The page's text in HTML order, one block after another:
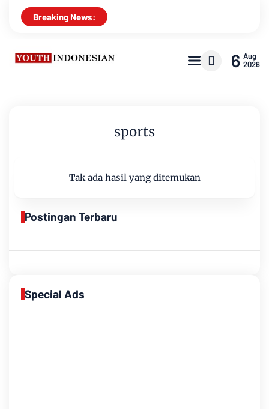
Breaking News:
6 Aug
2026
sports
Tak ada hasil yang ditemukan
Postingan Terbaru
Special Ads